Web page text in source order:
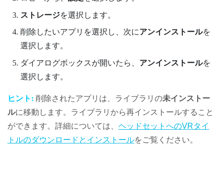
ストレージを選択します。
削除したいアプリを選択し、次にアンインストールを
選択します。
ダイアログボックスが開いたら、 アンインストールを
選択します。
ヒント: 削除されたアプリは、ライブラリの未インストー
ルに移動します。ライブラリから再インストールすること
ができます。詳細については、 ヘッドセットへのVRタイ
トルのダウンロードとインストールをご覧ください。